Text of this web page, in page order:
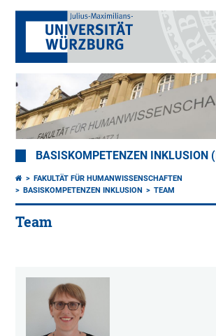
BASISKOMPETENZEN INKLUSION
FAKULTÄT FÜR HUMANWISSENSCHAFTEN
BASISKOMPETENZEN INKLUSION
TEAM
Team